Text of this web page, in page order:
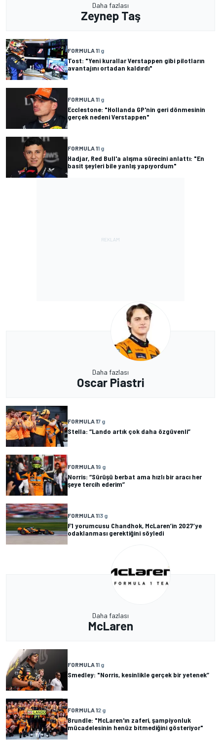
Daha fazlası
Zeynep Taş
FORMULA 11 g
Tost: "Yeni kurallar Verstappen gibi pilotların
avantajını ortadan kaldırdı"
FORMULA 11 g
Ecclestone: "Hollanda GP'nin geri dönmesinin
gerçek nedeni Verstappen"
FORMULA 11 g
Hadjar, Red Bull'a alışma sürecini anlattı: "En
basit şeyleri bile yanlış yapıyordum"
Daha fazlası
Oscar Piastri
FORMULA 17 g
Stella: “Lando artık çok daha özgüvenli”
FORMULA 19 g
Norris: “Sürüşü berbat ama hızlı bir aracı her
şeye tercih ederim”
FORMULA 113 g
F1 yorumcusu Chandhok, McLaren’in 2027’ye
odaklanması gerektiğini söyledi
Daha fazlası
McLaren
FORMULA 11 g
Smedley: "Norris, kesinlikle gerçek bir yetenek”
FORMULA 12 g
Brundle: "McLaren'ın zaferi, şampiyonluk
mücadelesinin henüz bitmediğini gösteriyor"